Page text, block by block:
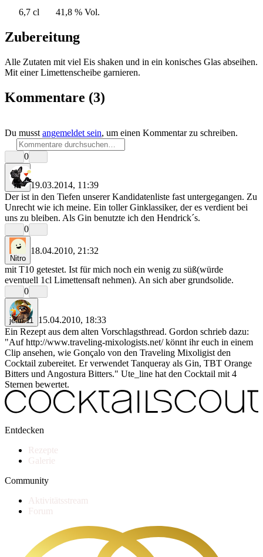
6,7 cl
41,8 % Vol.
Zubereitung
Alle Zutaten mit viel Eis shaken und in ein konisches Glas abseihen.
Mit einer Limettenscheibe garnieren.
Kommentare (3)
Du musst angemeldet sein, um einen Kommentar zu schreiben.
0
rrr
19.03.2014, 11:39
Der ist in den Tiefen unserer Kandidatenliste fast untergegangen. Zu
Unrecht wie ich meine. Ein toller Ginklassiker, der es verdient bei
uns zu bleiben. Als Gin benutzte ich den Hendrick´s.
0
Nitro
18.04.2010, 21:32
mit T10 getestet. Ist für mich noch ein wenig zu süß(würde
eventuell 1cl Limettensaft nehmen). An sich aber grundsolide.
0
jean.11
15.04.2010, 18:33
Ein Rezept aus dem alten Vorschlagsthread. Gordon schrieb dazu:
"Auf http://www.traveling-mixologists.net/ könnt ihr euch in einem
Clip ansehen, wie Gonçalo von den Traveling Mixoligist den
Cocktail zubereitet. Er verwendet Tanqueray als Gin, TBT Orange
Bitters und Angostura Bitters." Ute_line hat den Cocktail mit 4
Sternen bewertet.
Entdecken
Rezepte
Galerie
Community
Aktivitätsstream
Forum